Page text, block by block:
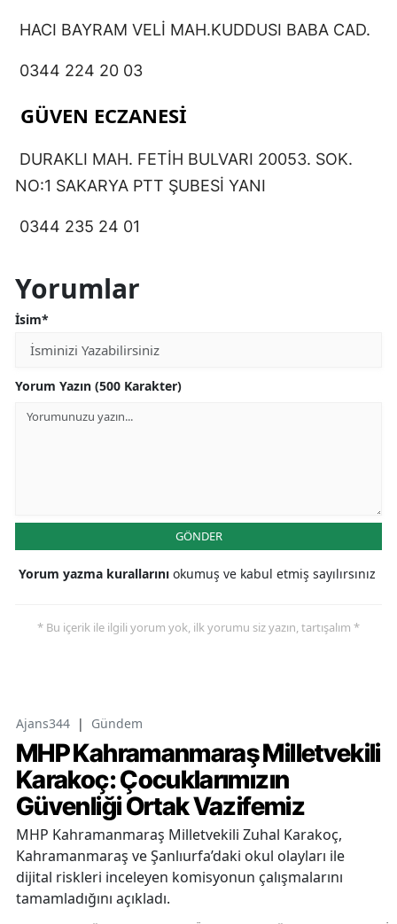
HACI BAYRAM VELİ MAH.KUDDUSI BABA CAD.
0344 224 20 03
GÜVEN ECZANESİ
DURAKLI MAH. FETİH BULVARI 20053. SOK.
NO:1 SAKARYA PTT ŞUBESİ YANI
0344 235 24 01
Yorumlar
İsim*
Yorum Yazın (500 Karakter)
GÖNDER
Yorum yazma kurallarını okumuş ve kabul etmiş sayılırsınız
* Bu içerik ile ilgili yorum yok, ilk yorumu siz yazın, tartışalım *
Ajans344 | Gündem
MHP Kahramanmaraş Milletvekili
Karakoç: Çocuklarımızın
Güvenliği Ortak Vazifemiz
MHP Kahramanmaraş Milletvekili Zuhal Karakoç,
Kahramanmaraş ve Şanlıurfa’daki okul olayları ile
dijital riskleri inceleyen komisyonun çalışmalarını
tamamladığını açıkladı.